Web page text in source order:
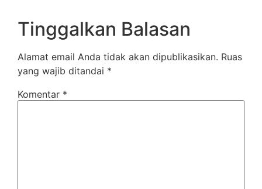
Tinggalkan Balasan
Alamat email Anda tidak akan dipublikasikan. Ruas
yang wajib ditandai *
Komentar *